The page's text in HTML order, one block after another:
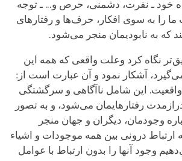
خود ـ نفرت، دشمنی، حرص و... ـ توجه
را به سوی افکار، حرف‌ها و رفتارهای
که به نابودیمان منجر می‌شود.
نگاه کرد وعلت واقعی که همه این
آشکار نمود و آن عبارت است از:
این شامل ناآگاهی و سرگشتگی
رفتارهایمان می‌شود، و به تصور
وجودمان، دیگران و جهان منجر
ارتباط درونی بین همه موجودات و اشیاء
وجود آنها را بدون ارتباط با عوامل